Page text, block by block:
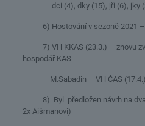
dci (4), dky (15), jři (6), jky
6) Hostování v sezoně 2021 –
7) VH KKAS (23.3.) – znovu
hospodář KAS
M.Sabadin – VH ČAS (17.4.)
8) Byl předložen návrh na dva
2x Aišmanovi)